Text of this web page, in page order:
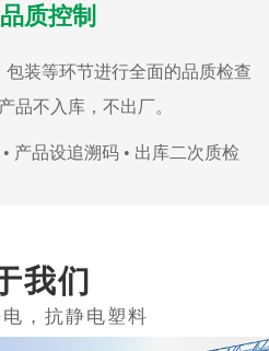
质控制
装等环节进行全面的品质检查
品不入库，不出厂。
产品设追溯码 • 出库二次质检
我们